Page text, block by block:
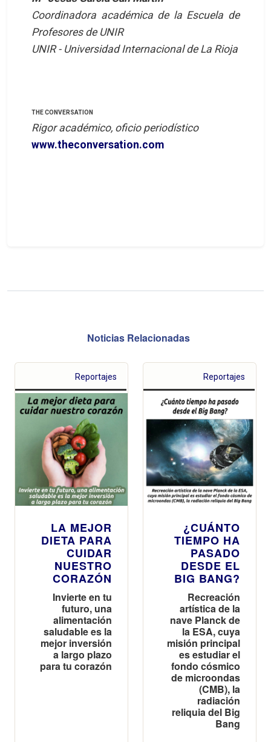
Coordinadora académica de la Escuela de
Profesores de UNIR
UNIR - Universidad Internacional de La Rioja
THE CONVERSATION
Rigor académico, oficio periodístico
www.theconversation.com
Noticias Relacionadas
Reportajes
LA MEJOR
DIETA PARA
CUIDAR
NUESTRO
CORAZÓN
Invierte en tu
futuro, una
alimentación
saludable es la
mejor inversión
a largo plazo
para tu corazón
Reportajes
¿CUÁNTO
TIEMPO HA
PASADO
DESDE EL
BIG BANG?
Recreación
artística de la
nave Planck de
la ESA, cuya
misión principal
es estudiar el
fondo cósmico
de microondas
(CMB), la
radiación
reliquia del Big
Bang